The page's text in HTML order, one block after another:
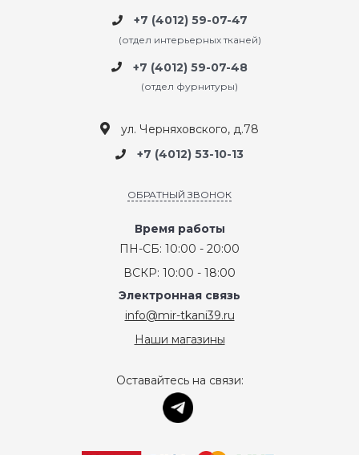
+7 (4012) 59-07-47
(отдел интерьерных тканей)
+7 (4012) 59-07-48
(отдел фурнитуры)
ул. Черняховского, д.78
+7 (4012) 53-10-13
ОБРАТНЫЙ ЗВОНОК
Время работы
ПН-СБ: 10:00 - 20:00
ВСКР: 10:00 - 18:00
Электронная связь
info@mir-tkani39.ru
Наши магазины
Оставайтесь на связи: